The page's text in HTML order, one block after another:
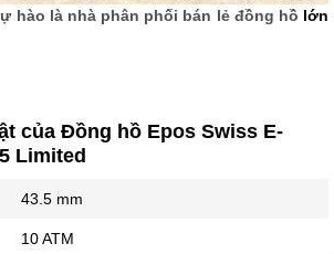
hào là nhà phân phối bán lẻ đồng hồ lớn
của Đồng hồ Epos Swiss E-
Limited
43.5 mm
10 ATM